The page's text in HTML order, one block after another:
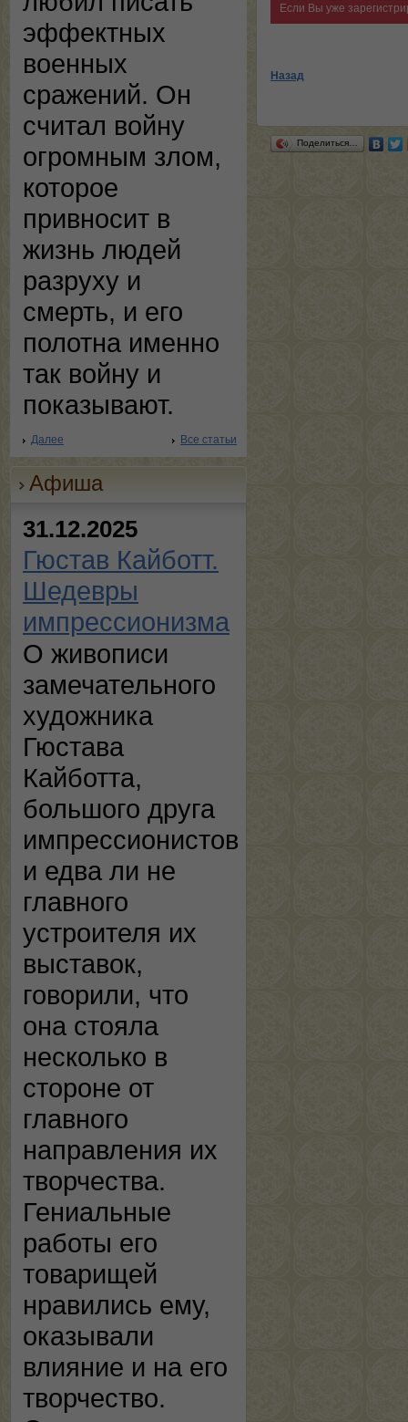
эффектных
военных
сражений. Он
считал войну
огромным злом,
которое
привносит в
жизнь людей
разруху и
смерть, и его
полотна именно
так войну и
показывают.
Далее Все статьи
Афиша
31.12.2025
Гюстав Кайботт.
Шедевры
импрессионизма
О живописи
замечательного
художника
Гюстава
Кайботта,
большого друга
импрессионистов
и едва ли не
главного
устроителя их
выставок,
говорили, что
она стояла
несколько в
стороне от
главного
направления их
творчества.
Гениальные
работы его
товарищей
нравились ему,
оказывали
влияние и на его
творчество.
Если Вы уже
Назад
Поделиться…